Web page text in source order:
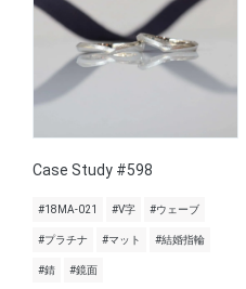
Case Study #598
#18MA-021 #V字 #ウェーブ
#プラチナ #マット #結婚指輪
#錆 #鏡面